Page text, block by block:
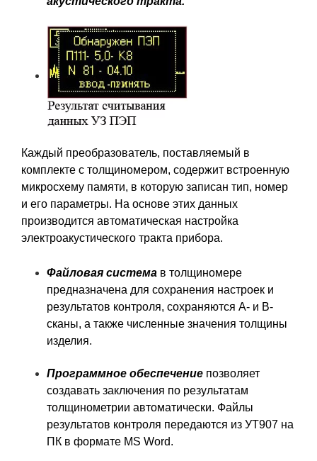
Каждый преобразователь, поставляемый в
комплекте с толщиномером, содержит встроенную
микросхему памяти, в которую записан тип, номер
и его параметры. На основе этих данных
производится автоматическая настройка
электроакустического тракта прибора.
Файловая система в толщиномере
предназначена для сохранения настроек и
результатов контроля, сохраняются А- и B-
сканы, а также численные значения толщины
изделия.
Программное обеспечение позволяет
создавать заключения по результатам
толщинометрии автоматически. Файлы
результатов контроля передаются из УТ907 на
ПК в формате MS Word.